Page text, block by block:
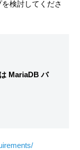
検討してくださ
MariaDB バ